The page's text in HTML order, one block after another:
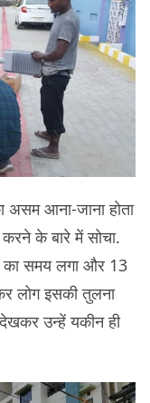
असम आना-जाना होता
करने के बारे में सोचा.
का समय लगा और 13
लोग इसकी तुलना
उन्हें यकीन ही